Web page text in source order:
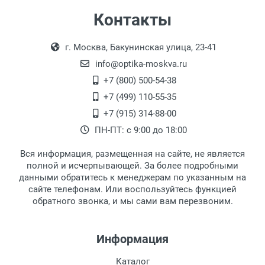
Самовывоз.
Оплата товара производится
наличными непосредственно на пункте
выдачи товара.
Перечисление средств на расчетный счет.
18:00, по субботам с 11:00 до 15:00, в
офисе по адресу: г. Москва,
Переведеновский переулок 17, корпус 1,
второй этаж, тел. +7 (499) 110-55-35.
После того, как заказ поступает в пункт
выдачи, наш менеджер связывается с
клиентом и оповещает о поступлении
товара.
Для получения товара при себе
обязательно иметь паспорт.
Заказ необходимо забрать в течение 3
рабочих дней с момента поступления на
дополнительных расходов за хранение
Контакты
г. Москва, Бакунинская улица, 23-41
info@optika-moskva.ru
+7 (800) 500-54-38
+7 (499) 110-55-35
+7 (915) 314-88-00
ПН-ПТ: с 9:00 до 18:00
Вся информация, размещенная на сайте, не является
полной и исчерпывающей. За более подробными
данными обратитесь к менеджерам по указанным на
сайте телефонам. Или воспользуйтесь функцией
обратного звонка, и мы сами вам перезвоним.
Информация
Каталог